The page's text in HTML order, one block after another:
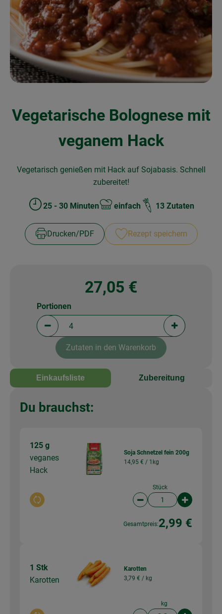
Obst & Gemüse
Frisches
Naturkost
Getränke
Infos
Geschäftskunden
Vegetarische Bolognese mit
veganem Hack
Vegetarisch genießen mit Hack auf Sojabasis. Schnell
zubereitet!
Zubreitungszeit:
25 - 30 Minuten
Schwierigkeit:
einfach 13 Zutaten
Drucken​/​PDF Rezept speichern
27,05 €
Portionen verringern (aktuell 4 Portionen
Portionen
Portionen
Zutaten in den Warenkorb
Einkaufsliste Zubereitung
Du brauchst:
125 g
veganes
Hack
Auswahl ändern
Soja Schnetzel fein 200g
14,95 € / 1kg
Stück
Artikelanzahl
Gesamtpreis:2,99 €
1 Stk
Karotten
Karotten
3,79 € / kg
kg